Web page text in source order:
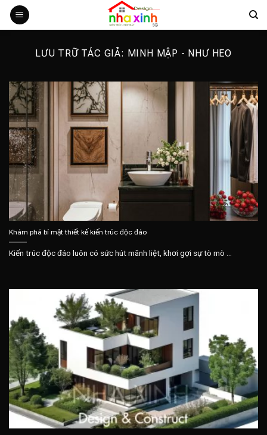
qua
LƯU TRỮ TÁC GIẢ: MINH MẬP - NHƯ HEO
Khám phá bí mật thiết kế kiến trúc độc đáo
Kiến trúc độc đáo luôn có sức hút mãnh liệt, khơi gợi sự tò mò ...